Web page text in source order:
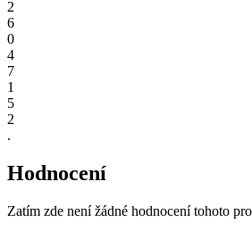
2
6
0
4
7
1
5
2
.
Hodnocení
Zatím zde není žádné hodnocení tohoto